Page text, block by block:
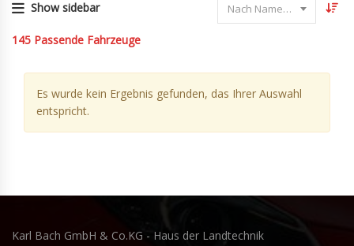
Show sidebar Nach Name sortieren
145 Passende Fahrzeuge
Es wurde kein Ergebnis gefunden, das Ihrer Auswahl
entspricht.
Karl Bach GmbH & Co.KG - Haus der Landtechnik